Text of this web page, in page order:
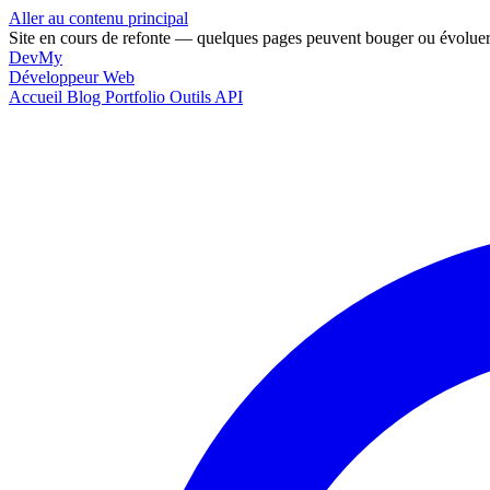
Aller au contenu principal
Site en cours de refonte — quelques pages peuvent bouger ou
DevMy
Développeur Web
Accueil Blog Portfolio Outils API